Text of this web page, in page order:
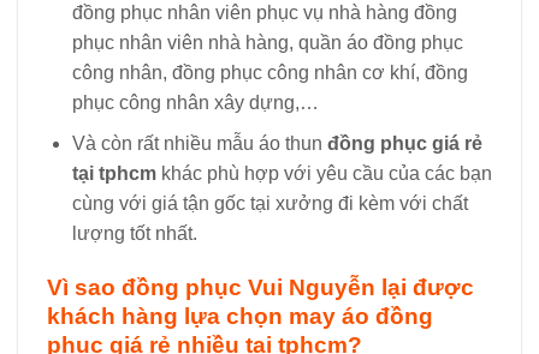
đồng phục nhân viên phục vụ nhà hàng đồng
phục nhân viên nhà hàng, quần áo đồng phục
công nhân, đồng phục công nhân cơ khí, đồng
phục công nhân xây dựng,…
Và còn rất nhiều mẫu áo thun đồng phục giá rẻ
tại tphcmkhác phù hợp với yêu cầu của các bạn
cùng với giá tận gốc tại xưởng đi kèm với chất
lượng tốt nhất.
Vì sao đồng phục Vui Nguyễn lại được
khách hàng lựa chọn may áo đồng
phục giá rẻ nhiều tại tphcm?